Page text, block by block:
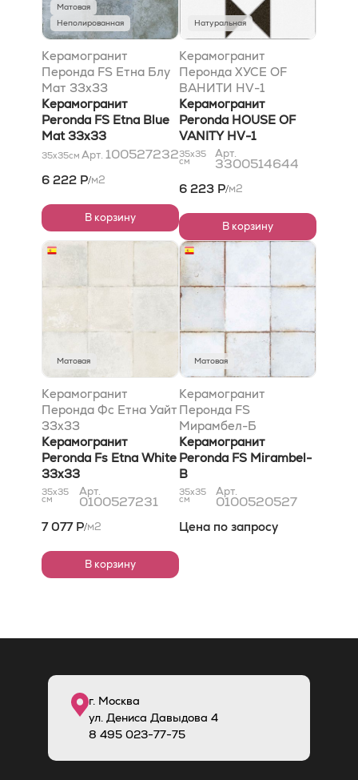
Матовая
Неполированная
Керамогранит
Перонда FS Етна Блу
Мат 33x33
Керамогранит
Peronda FS Etna Blue
Mat 33x33
35x35см Арт. 100527232
6 222 Р/м2
В корзину
Натуральная
Керамогранит
Перонда ХУСЕ OF
ВАНИТИ HV-1
33x33cm, 9mm
Керамогранит
Peronda HOUSE OF
VANITY HV-1
33x33cm, 9mm
35x35
см
Арт.
3300514644
6 223 Р/м2
В корзину
Матовая
Керамогранит
Перонда Фс Етна Уайт
33x33
Керамогранит
Peronda Fs Etna White
33x33
35x35
см
Арт.
0100527231
7 077 Р/м2
В корзину
Матовая
Керамогранит
Перонда FS
Мирамбел-Б
Керамогранит
Peronda FS Mirambel-
B
35x35
см
Арт.
0100520527
Цена по запросу
г. Москва
ул. Дениса Давыдова 4
8 495 023-77-75